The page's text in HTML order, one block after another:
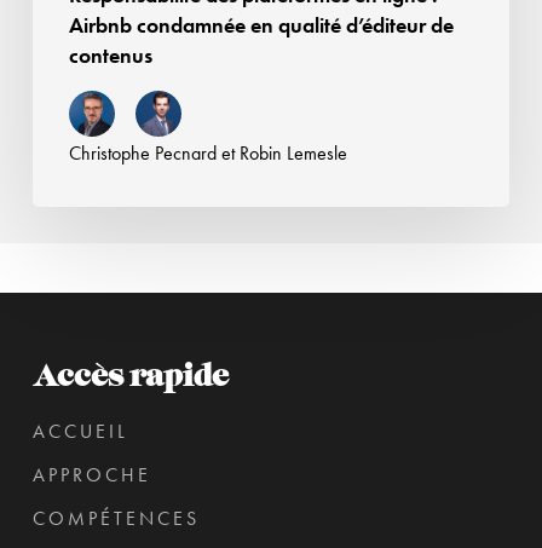
Airbnb condamnée en qualité d’éditeur de
contenus
Christophe PecnardetRobin Lemesle
Accès rapide
ACCUEIL
APPROCHE
COMPÉTENCES